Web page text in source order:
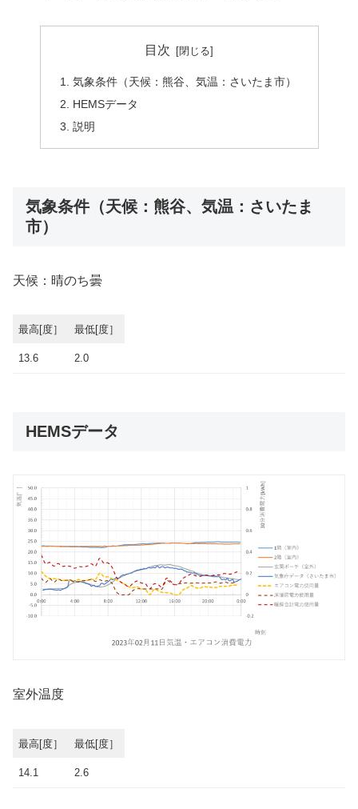
目次
気象条件（天候：熊谷、気温：さいたま市）
HEMSデータ
説明
気象条件（天候：熊谷、気温：さいたま
市）
天候：晴のち曇
最高[度］ 最低[度］
13.6 2.0
HEMSデータ
室外温度
最高[度］ 最低[度］
14.1 2.6